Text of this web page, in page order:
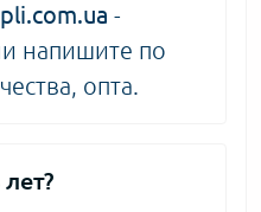
-
напишите по
опта.